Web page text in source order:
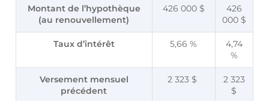
Montant de l’hypothèque
(au renouvellement)
426 000 $
426
000 $
Taux d’intérêt 5,66 %
4,74
%
Versement mensuel
précédent
2 323 $
2 323
$